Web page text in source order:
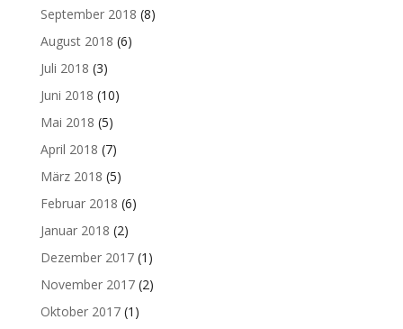
September 2018 (8)
August 2018 (6)
Juli 2018 (3)
Juni 2018 (10)
Mai 2018 (5)
April 2018 (7)
März 2018 (5)
Februar 2018 (6)
Januar 2018 (2)
Dezember 2017(1)
November 2017(2)
Oktober 2017(1)